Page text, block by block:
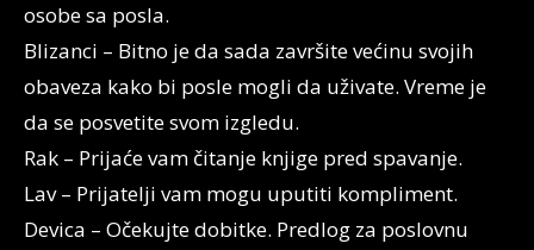
osobe sa posla.
Blizanci – Bitno je da sada završite većinu svojih
obaveza kako bi posle mogli da uživate. Vreme je
da se posvetite svom izgledu.
Rak – Prijaće vam čitanje knjige pred spavanje.
Lav – Prijatelji vam mogu uputiti kompliment.
Devica – Očekujte dobitke. Predlog za poslovnu